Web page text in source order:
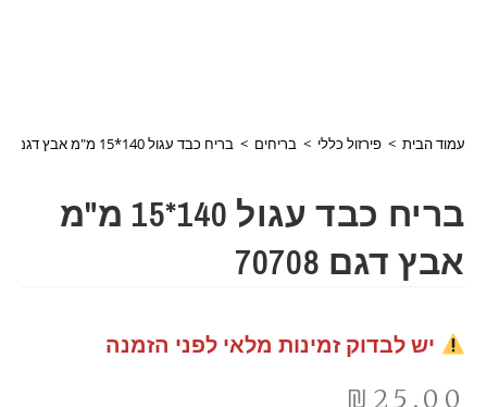
עמוד הבית > פירזול כללי > בריחים > בריח כבד עגול 140*15 מ"מ אבץ דגם 70708
בריח כבד עגול 140*15 מ"מ
אבץ דגם 70708
יש לבדוק זמינות מלאי לפני הזמנה
₪ 25.00